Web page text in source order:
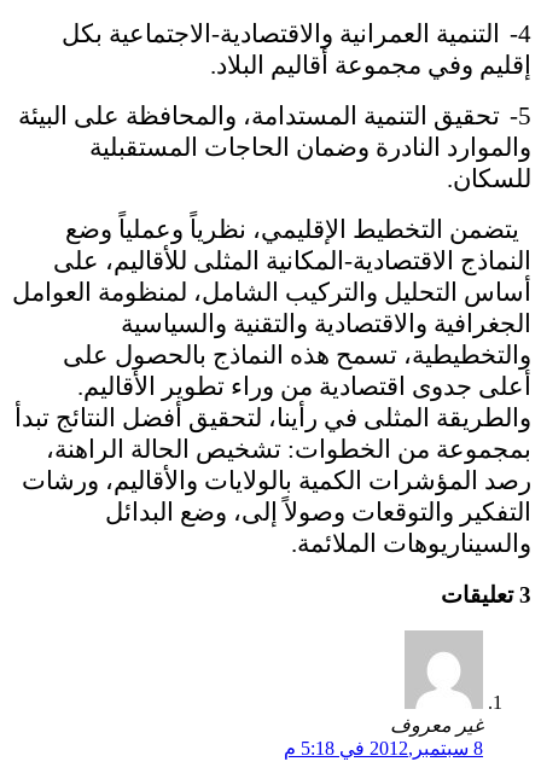
4-
التنمية العمرانية والاقتصادية-الاجتماعية بكل
إقليم وفي مجموعة أقاليم البلاد.
5-
تحقيق التنمية المستدامة، والمحافظة على البيئة
والموارد النادرة وضمان الحاجات المستقبلية
للسكان.
يتضمن التخطيط الإقليمي، نظرياً وعملياً وضع
النماذج الاقتصادية-المكانية المثلى للأقاليم، على
أساس التحليل والتركيب الشامل، لمنظومة العوامل
الجغرافية والاقتصادية والتقنية والسياسية
والتخطيطية، تسمح هذه النماذج بالحصول على
أعلى جدوى اقتصادية من وراء تطوير الأقاليم.
والطريقة المثلى في رأينا، لتحقيق أفضل النتائج تبدأ
بمجموعة من الخطوات: تشخيص الحالة الراهنة،
رصد المؤشرات الكمية بالولايات والأقاليم، ورشات
التفكير والتوقعات وصولاً إلى، وضع البدائل
والسيناريوهات الملائمة.
3 تعليقات
غير معروف
8 سبتمبر,2012 في 5:18 م